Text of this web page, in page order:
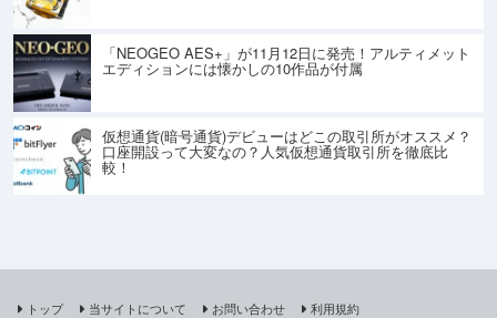
「NEOGEO AES+」が11月12日に発売！アルティメット
エディションには懐かしの10作品が付属
仮想通貨(暗号通貨)デビューはどこの取引所がオススメ？
口座開設って大変なの？人気仮想通貨取引所を徹底比
較！
トップ 当サイトについて お問い合わせ 利用規約